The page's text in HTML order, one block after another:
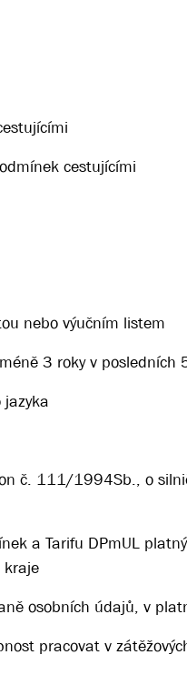
cestujícími
nebo výučním listem
3 roky v posledních
č. 111/1994Sb., o
a Tarifu DPmUL
kraje
osobních údajů, v
pracovat v